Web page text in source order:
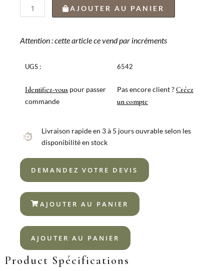
quantité
de
DE
CANADA
AJOUTER AU PANIER
Attention : cette article ce vend par incréments
UGS :
Identifiez-vous pour passer
commande
6542
Pas encore client ?Créez
un compte
Livraison rapide en 3 à 5 jours ouvrable selon les
disponibilité en stock
DEMANDEZ VOTRE DEVIS
AJOUTER AU PANIER
AJOUTER AU PANIER
Product Spécifications